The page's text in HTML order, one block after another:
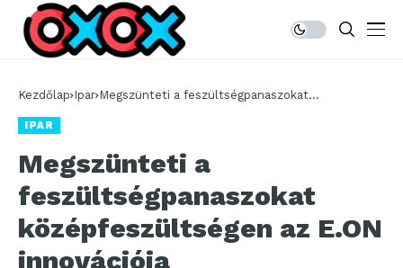
Kezdőlap Ipar Megszünteti a feszültségpanaszokat
IPAR
Megszünteti a
feszültségpanaszokat
középfeszültségen az E.ON
innovációja